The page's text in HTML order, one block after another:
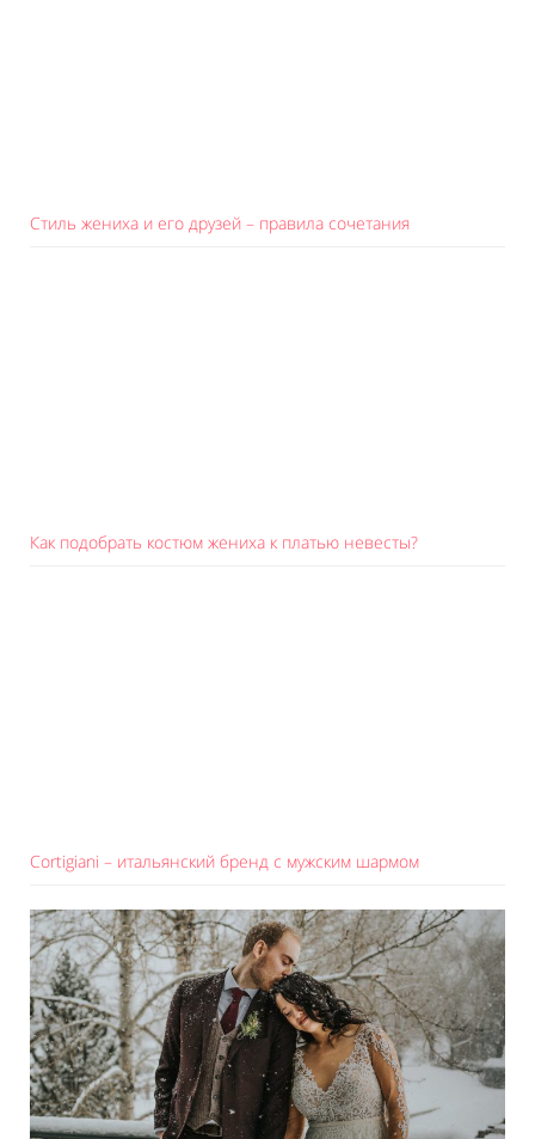
Стиль жениха и его друзей – правила сочетания
Как подобрать костюм жениха к платью невесты?
Cortigiani – итальянский бренд с мужским шармом